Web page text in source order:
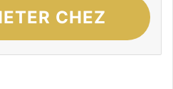
CHEZ